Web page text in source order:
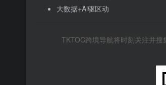
大数据+Al驱区动
TKTOC跨境导航将时刻关注并